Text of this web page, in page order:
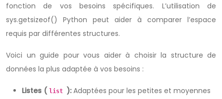
fonction de vos besoins spécifiques. L’utilisation de
sys.getsizeof() Python peut aider à comparer l’espace
requis par différentes structures.
Voici un guide pour vous aider à choisir la structure de
données la plus adaptée à vos besoins :
Listes ( list ): Adaptées pour les petites et moyennes